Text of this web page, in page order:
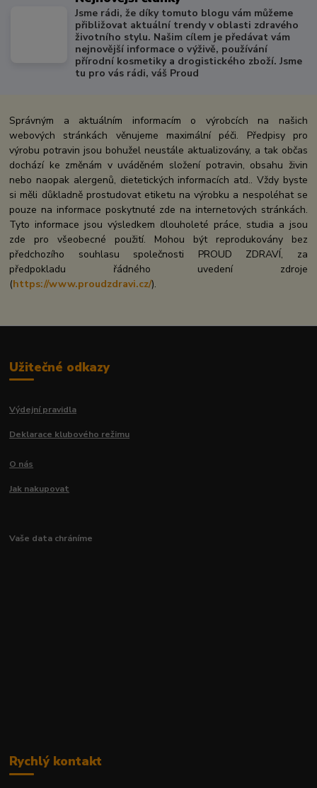
Jsme rádi, že díky tomuto blogu vám můžeme
přibližovat aktuální trendy v oblasti zdravého
životního stylu. Našim cílem je předávat vám
nejnovější informace o výživě, používání
přírodní kosmetiky a drogistického zboží. Jsme
tu pro vás rádi, váš Proud
Správným a aktuálním informacím o výrobcích na našich
webových stránkách věnujeme maximální péči. Předpisy pro
výrobu potravin jsou bohužel neustále aktualizovány, a tak občas
dochází ke změnám v uváděném složení potravin, obsahu živin
nebo naopak alergenů, dietetických informacích atd.. Vždy byste
si měli důkladně prostudovat etiketu na výrobku a nespoléhat se
pouze na informace poskytnuté zde na internetových stránkách.
Tyto informace jsou výsledkem dlouholeté práce, studia a jsou
zde pro všeobecné použití. Mohou být reprodukovány bez
předchozího souhlasu společnosti PROUD ZDRAVÍ, za
předpokladu řádného uvedení zdroje
(https://www.proudzdravi.cz/).
Užitečné odkazy
Výdejní pravidla
Deklarace klubového režimu
O nás
Jak nakupovat
Vaše data chráníme
Rychlý kontakt